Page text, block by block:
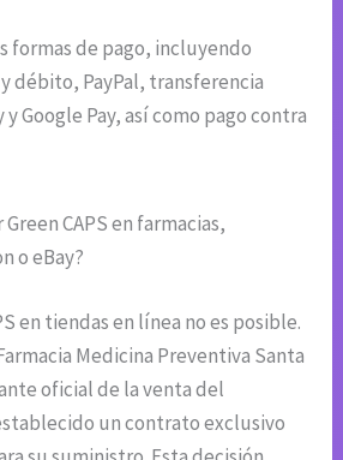
formas de pago, incluyendo
débito, PayPal, transferencia
y Google Pay, así como pago contra
CAPS en farmacias,
o eBay?
en tiendas en línea no es posible.
Medicina Preventiva Santa
oficial de la venta del
un contrato exclusivo